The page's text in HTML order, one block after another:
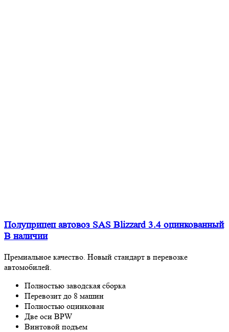
Полуприцеп автовоз SAS Blizzard 3.4 оцинкованный
В наличии
Премиальное качество. Новый стандарт в перевозке
автомобилей.
Полностью заводская сборка
Перевозит до 8 машин
Полностью оцинкован
Две оси BPW
Винтовой подъем